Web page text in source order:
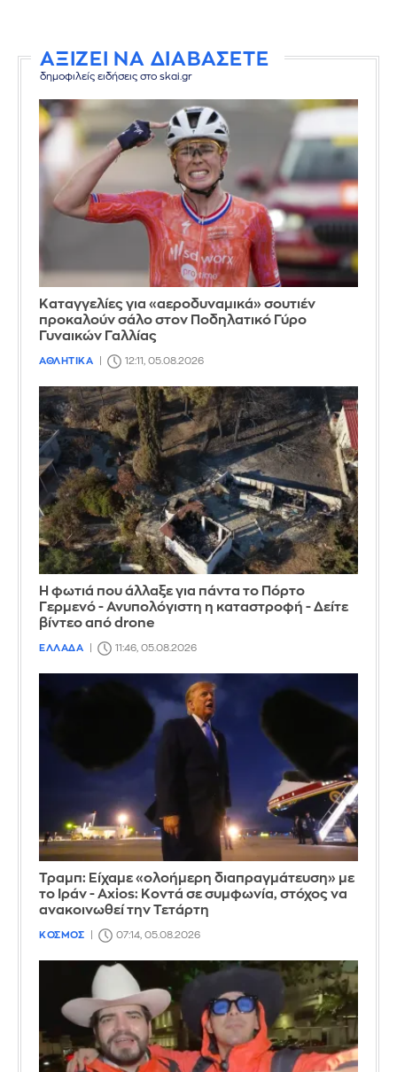
ΑΞΙΖΕΙ ΝΑ ΔΙΑΒΑΣΕΤΕ
δημοφιλείς ειδήσεις στο skai.gr
Καταγγελίες για «αεροδυναμικά» σουτιέν
προκαλούν σάλο στον Ποδηλατικό Γύρο
Γυναικών Γαλλίας
ΑΘΛΗΤΙΚΑ 12:11, 05.08.2026
Η φωτιά που άλλαξε για πάντα το Πόρτο
Γερμενό - Ανυπολόγιστη η καταστροφή - Δείτε
βίντεο από drone
ΕΛΛΑΔΑ 11:46, 05.08.2026
Τραμπ: Είχαμε «ολοήμερη διαπραγμάτευση» με
το Ιράν - Axios: Κοντά σε συμφωνία, στόχος να
ανακοινωθεί την Τετάρτη
ΚΟΣΜΟΣ 07:14, 05.08.2026